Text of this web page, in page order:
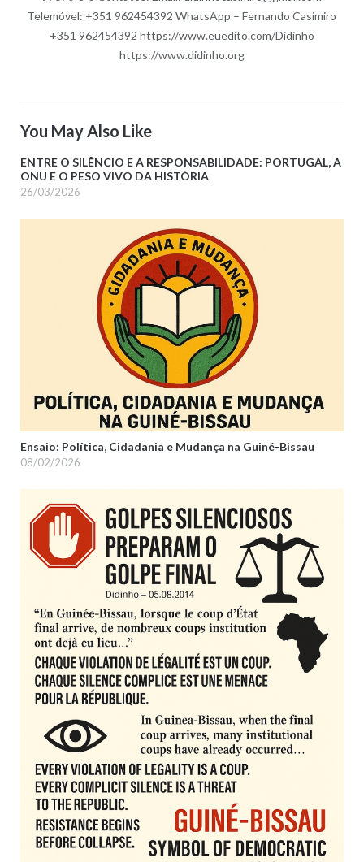
Telemóvel: +351 962454392 WhatsApp – Fernando Casimiro
+351 962454392 https://www.euedito.com/Didinho
https://www.didinho.org
You May Also Like
ENTRE O SILÊNCIO E A RESPONSABILIDADE: PORTUGAL, A
ONU E O PESO VIVO DA HISTÓRIA
26/03/2026
Ensaio: Política, Cidadania e Mudança na Guiné-Bissau
08/02/2026